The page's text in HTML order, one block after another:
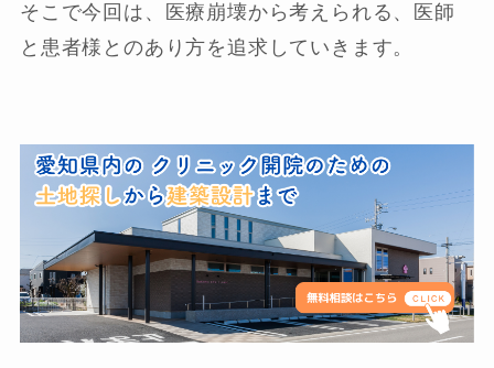
そこで今回は、医療崩壊から考えられる、医師
と患者様とのあり方を追求していきます。